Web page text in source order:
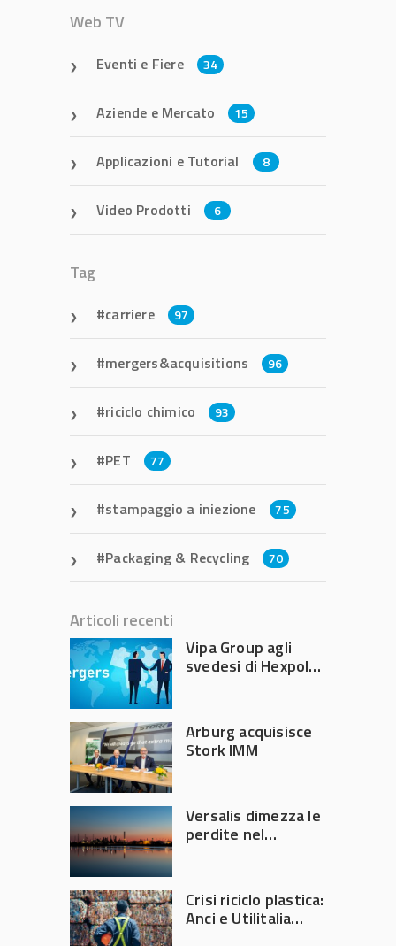
Web TV
Eventi e Fiere 34
Aziende e Mercato 15
Applicazioni e Tutorial 8
Video Prodotti 6
Tag
carriere 97
mergers&acquisitions 96
riciclo chimico 93
PET 77
stampaggio a iniezione 75
Packaging & Recycling 70
Articoli recenti
Vipa Group agli
svedesi di Hexpol
Arburg acquisisce
Stork IMM
Versalis dimezza le
perdite nel
Crisi riciclo plastica:
Anci e Utilitalia